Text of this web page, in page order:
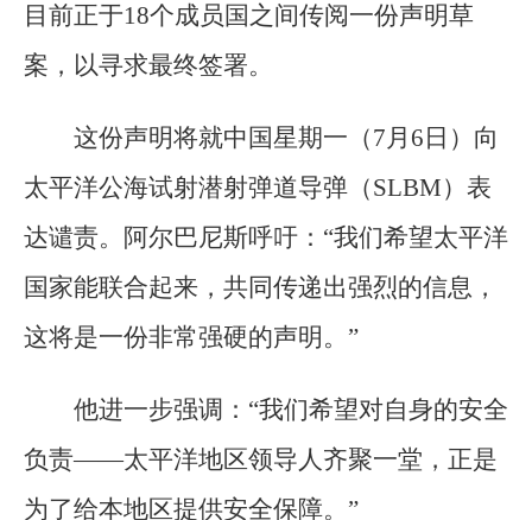
目前正于18个成员国之间传阅一份声明草
案，以寻求最终签署。
这份声明将就中国星期一（7月6日）向
太平洋公海试射潜射弹道导弹（SLBM）表
达谴责。阿尔巴尼斯呼吁：“我们希望太平洋
国家能联合起来，共同传递出强烈的信息，
这将是一份非常强硬的声明。”
他进一步强调：“我们希望对自身的安全
负责——太平洋地区领导人齐聚一堂，正是
为了给本地区提供安全保障。”